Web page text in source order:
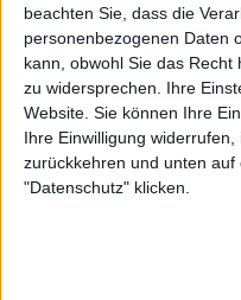
beachten Sie, dass die
personenbezogenen Daten
kann, obwohl Sie das
zu widersprechen. Ihre
Website. Sie können Ihre
Ihre Einwilligung
zurückkehren und unten
"Datenschutz" klicken.
straight vorwärts weiter.
sich ab, der Song im
Wirbel auf. Dieses rotzig
richtige Rock Attitüde und
Song bezeichnet werden.
folgt ein Break, und „The
wieder auf pumpenden